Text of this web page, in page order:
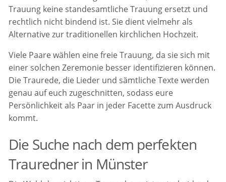
Trauung keine standesamtliche Trauung ersetzt und
rechtlich nicht bindend ist. Sie dient vielmehr als
Alternative zur traditionellen kirchlichen Hochzeit.
Viele Paare wählen eine freie Trauung, da sie sich mit
einer solchen Zeremonie besser identifizieren können.
Die Traurede, die Lieder und sämtliche Texte werden
genau auf euch zugeschnitten, sodass eure
Persönlichkeit als Paar in jeder Facette zum Ausdruck
kommt.
Die Suche nach dem perfekten
Trauredner in Münster